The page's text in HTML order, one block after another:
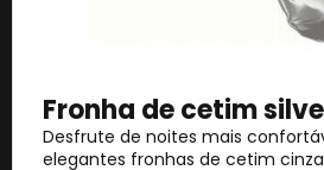
Fronha de cetim
Desfrute de noites mais
elegantes fronhas de cetim